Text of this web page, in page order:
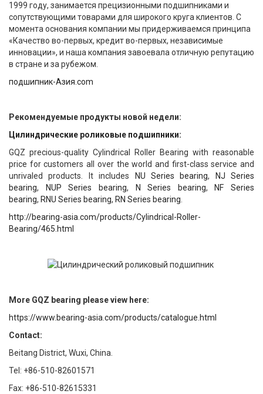
1999 году, занимается прецизионными подшипниками и
сопутствующими товарами для широкого круга клиентов. С
момента основания компании мы придерживаемся принципа
«Качество во-первых, кредит во-первых, независимые
инновации», и наша компания завоевала отличную репутацию
в стране и за рубежом.
подшипник-Азия.com
Рекомендуемые продукты новой недели:
Цилиндрические роликовые подшипники:
GQZ precious-quality Cylindrical Roller Bearing with reasonable
price for customers all over the world and first-class service and
unrivaled products. It includes
NU Series bearing,
NJ Series
bearing, NUP Series bearing, N Series bearing,
NF Series
bearing, RNU Series bearing, RN Series bearing
http://bearing-asia.com/products/Cylindrical-Roller-
Bearing/465.html
More GQZ bearing please view here:
https://www.bearing-asia.com/products/catalogue.html
Contact:
Beitang District, Wuxi, China.
Tel: +86-510-82601571
Fax: +86-510-82615331